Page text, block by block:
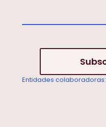
Entidades colaboradoras: